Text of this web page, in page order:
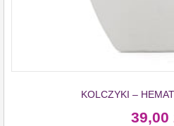
KOLCZYKI –
39,00